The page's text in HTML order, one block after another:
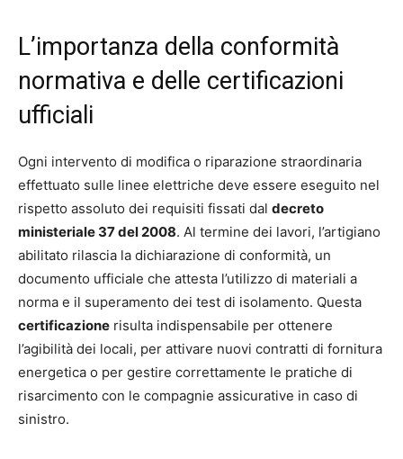
L’importanza della conformità
normativa e delle certificazioni
ufficiali
Ogni intervento di modifica o riparazione straordinaria
effettuato sulle linee elettriche deve essere eseguito nel
rispetto assoluto dei requisiti fissati dal decreto
ministeriale 37 del 2008. Al termine dei lavori, l’artigiano
abilitato rilascia la dichiarazione di conformità, un
documento ufficiale che attesta l’utilizzo di materiali a
norma e il superamento dei test di isolamento. Questa
certificazione risulta indispensabile per ottenere
l’agibilità dei locali, per attivare nuovi contratti di fornitura
energetica o per gestire correttamente le pratiche di
risarcimento con le compagnie assicurative in caso di
sinistro.